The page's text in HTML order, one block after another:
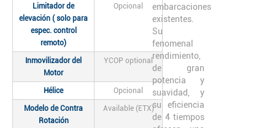
Limitador de
elevación ( solo para
espec. control
remoto)
Opcional
Inmovilizador del
Motor
YCOP optional
Hélice Opcional
Modelo de Contra
Rotación
Available (ETX)
embarcaciones
existentes.
Su
fenomenal
rendimiento,
de gran
potencia y
suavidad, y
su eficiencia
de 4 tiempos